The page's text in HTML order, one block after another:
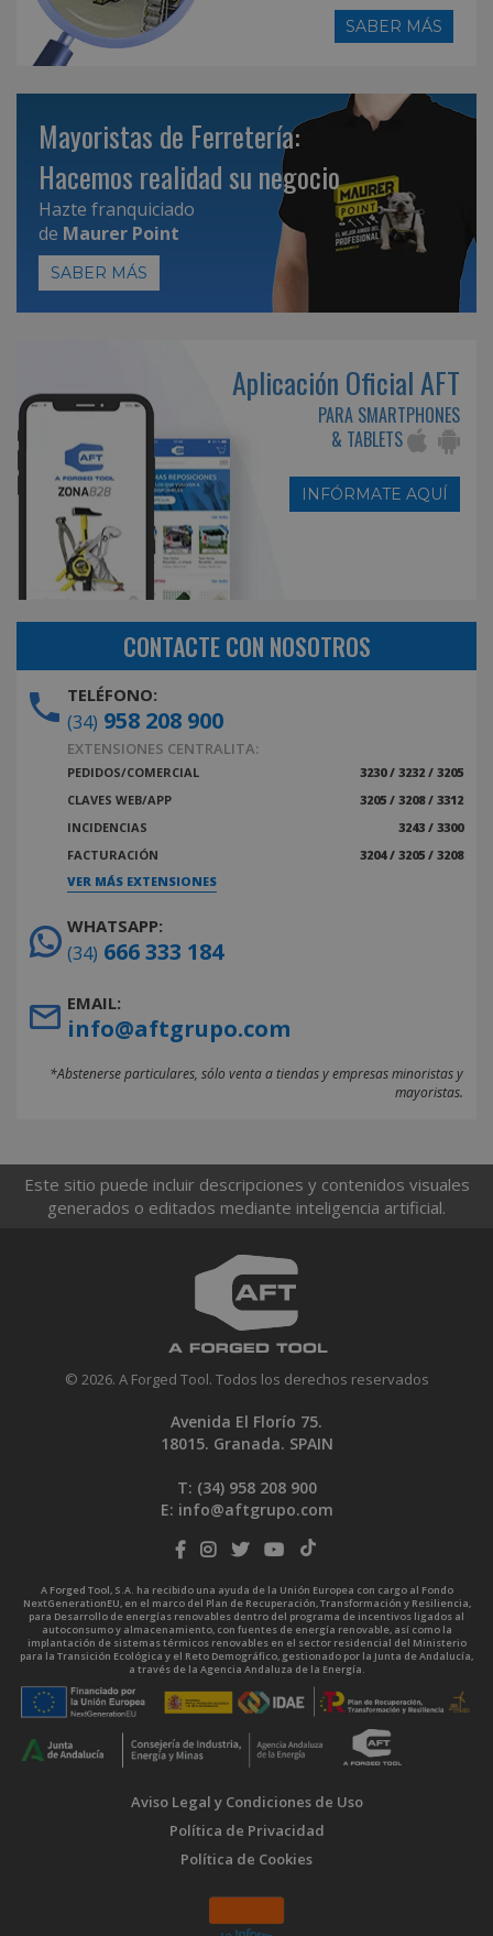
SABER MÁS
Mayoristas de Ferretería:
Hacemos realidad su negocio
Hazte franquiciado
de Maurer Point
SABER MÁS
Aplicación Oficial AFT
PARA SMARTPHONES
& TABLETS
INFÓRMATE AQUÍ
CONTACTE CON NOSOTROS
TELÉFONO:
(34) 958 208 900
EXTENSIONES CENTRALITA:
PEDIDOS/COMERCIAL
3230 / 3232 / 3205
CLAVES WEB/APP
3205 / 3208 / 3312
INCIDENCIAS
3243 / 3300
FACTURACIÓN
3204 / 3205 / 3208
VER MÁS EXTENSIONES
WHATSAPP:
(34) 666 333 184
EMAIL:
info@aftgrupo.com
*Abstenerse particulares, sólo venta a tiendas y empresas minoristas y
mayoristas.
Este sitio puede incluir descripciones y contenidos visuales
generados o editados mediante inteligencia artificial.
© 2026. A Forged Tool. Todos los derechos reservados
Avenida El Florío 75.
18015. Granada. SPAIN
T: (34) 958 208 900
E: info@aftgrupo.com
A Forged Tool, S.A. ha recibido una ayuda de la Unión Europea con cargo al Fondo
NextGenerationEU, en el marco del Plan de Recuperación, Transformación y Resiliencia,
para Desarrollo de energías renovables dentro del programa de incentivos ligados al
autoconsumo y almacenamiento, con fuentes de energía renovable, así como la
implantación de sistemas térmicos renovables en el sector residencial del Ministerio
para la Transición Ecológica y el Reto Demográfico, gestionado por la Junta de Andalucía,
a través de la Agencia Andaluza de la Energía.
Aviso Legal y Condiciones de Uso
Política de Privacidad
Política de Cookies